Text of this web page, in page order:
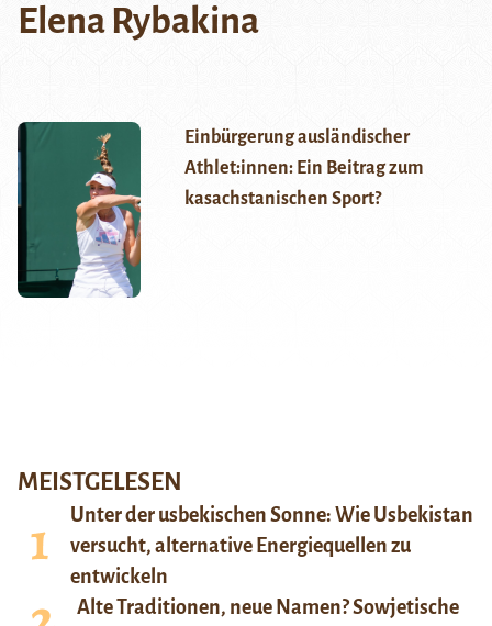
Elena Rybakina
Einbürgerung ausländischer
Athlet:innen: Ein Beitrag zum
kasachstanischen Sport?
MEISTGELESEN
Unter der usbekischen Sonne: Wie Usbekistan
versucht, alternative Energiequellen zu
entwickeln
Alte Traditionen, neue Namen? Sowjetische